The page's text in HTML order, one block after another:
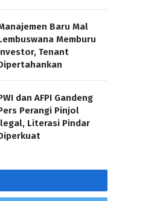
Baru Mal
Memburu
Tenant
dan AFPI Gandeng
Perangi Pinjol
Literasi Pindar